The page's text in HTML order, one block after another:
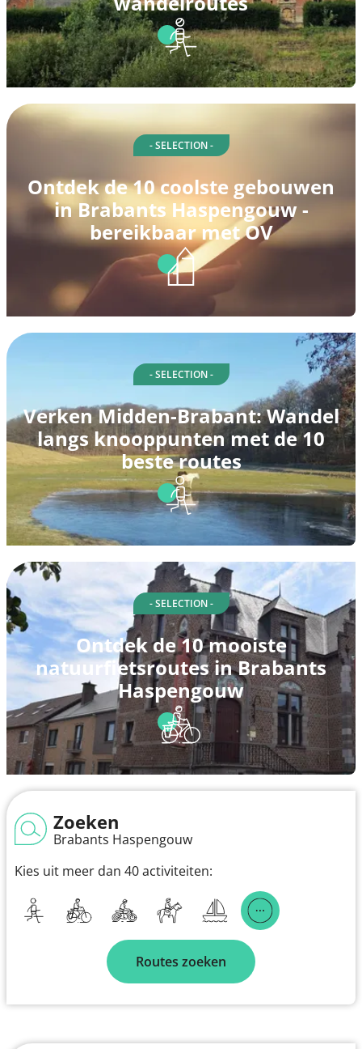
- SELECTION -
Ontdek de 10 coolste gebouwen
in Brabants Haspengouw -
bereikbaar met OV
- SELECTION -
Verken Midden-Brabant: Wandel
langs knooppunten met de 10
beste routes
- SELECTION -
Ontdek de 10 mooiste
natuurfietsroutes in Brabants
Haspengouw
Zoeken
Brabants Haspengouw
Kies uit meer dan 40 activiteiten:
Routes zoeken